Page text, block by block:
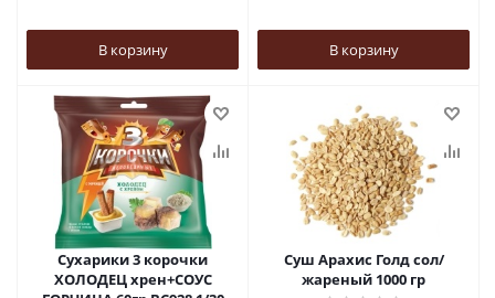
В корзину В корзину
Сухарики 3 корочки
ХОЛОДЕЦ хрен+СОУС
Суш Арахис Голд сол/
жареный 1000 гр